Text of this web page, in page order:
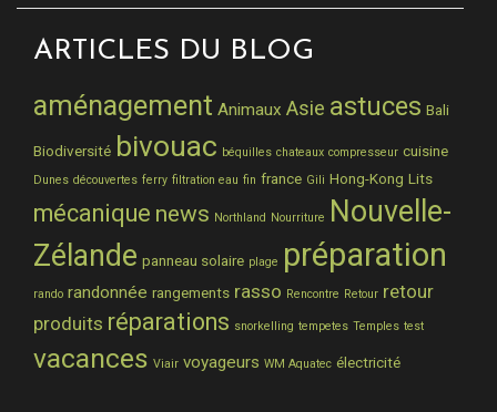
ARTICLES DU BLOG
aménagement Animaux Asie astuces Bali
Biodiversité bivouac béquilles chateaux compresseur cuisine
Dunes découvertes ferry filtration eau fin france Gili Hong-Kong Lits
mécanique news Northland Nourriture Nouvelle-
Zélande panneau solaire plage préparation
rando randonnée rangements rasso Rencontre Retour retour
produits réparations snorkelling tempetes Temples test
vacances Viair voyageurs WM Aquatec électricité